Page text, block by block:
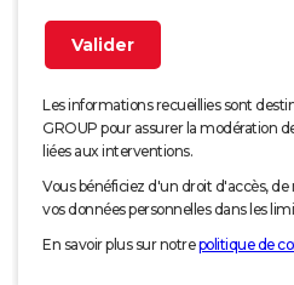
Les informations recueillies sont
GROUP pour assurer la modération
liées aux interventions.
Vous bénéficiez d'un droit d'accès,
vos données personnelles dans les
En savoir plus sur notrepolitique de